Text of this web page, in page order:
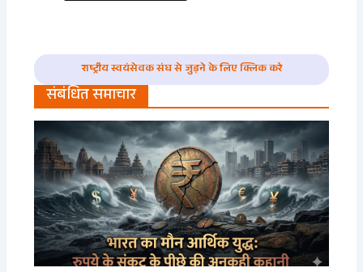
राष्ट्रीय स्वयंसेवक संघ से जुड़ने के लिए क्लिक करे
संबंधित समाचार